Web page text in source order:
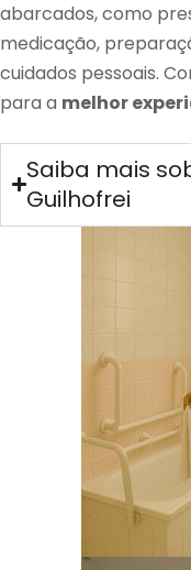
abarcados, como
medicação,
cuidados pessoais.
para a melhor
Saiba mais
Guilhofrei